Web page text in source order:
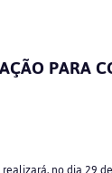
PARA